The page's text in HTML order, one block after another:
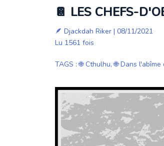
📔 LES CHEFS-
🪶 Djackdah Riker| 08/11/2021
Lu 1561 fois
TAGS :🌐 Cthulhu,🌐 Dans